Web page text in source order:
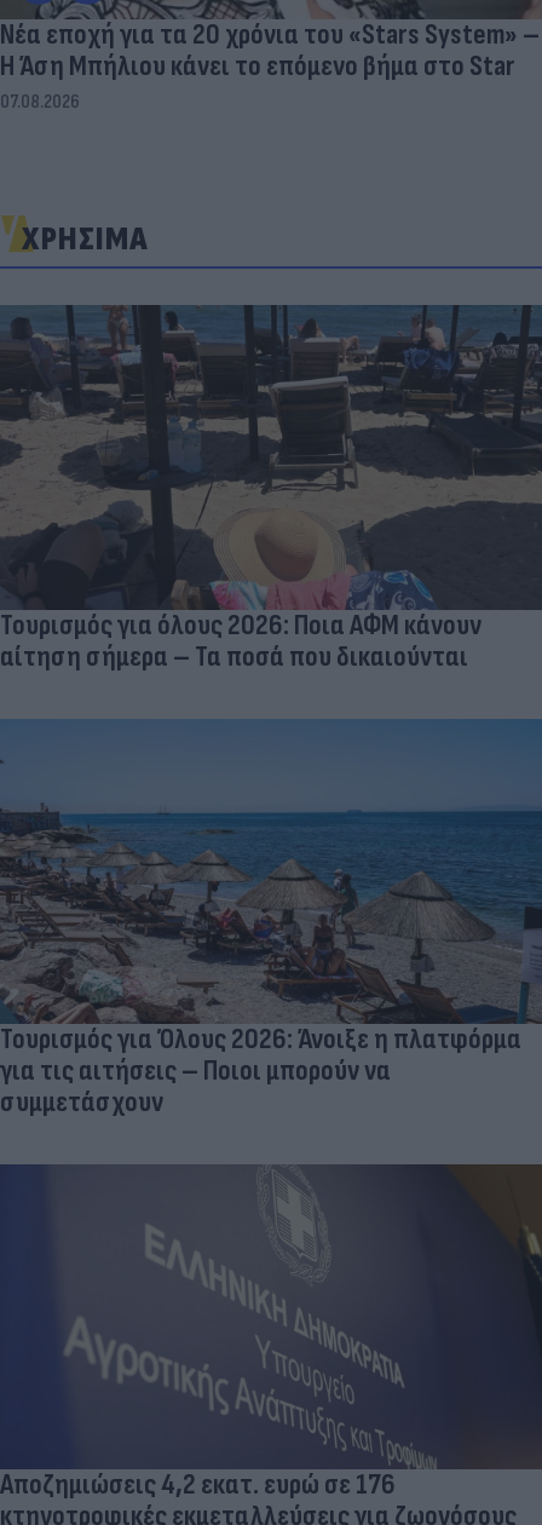
Νέα εποχή για τα 20 χρόνια του «Stars System» –
Η Άση Μπήλιου κάνει το επόμενο βήμα στο Star
07.08.2026
ΧΡΗΣΙΜΑ
Τουρισμός για όλους 2026: Ποια ΑΦΜ κάνουν
αίτηση σήμερα – Τα ποσά που δικαιούνται
Τουρισμός για Όλους 2026: Άνοιξε η πλατφόρμα
για τις αιτήσεις – Ποιοι μπορούν να
συμμετάσχουν
Αποζημιώσεις 4,2 εκατ. ευρώ σε 176
κτηνοτροφικές εκμεταλλεύσεις για ζωονόσους